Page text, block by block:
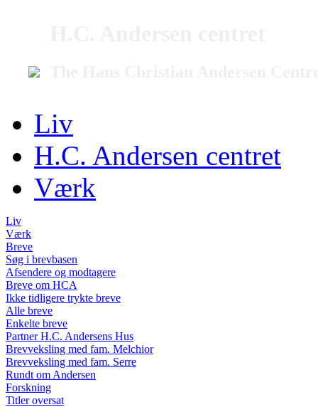
Liv
H.C. Andersen centret
Værk
Liv
Værk
Breve
Søg i brevbasen
Afsendere og modtagere
Breve om HCA
Ikke tidligere trykte breve
Alle breve
Enkelte breve
Partner H.C. Andersens Hus
Brevveksling med fam. Melchior
Brevveksling med fam. Serre
Rundt om Andersen
Forskning
Titler oversat